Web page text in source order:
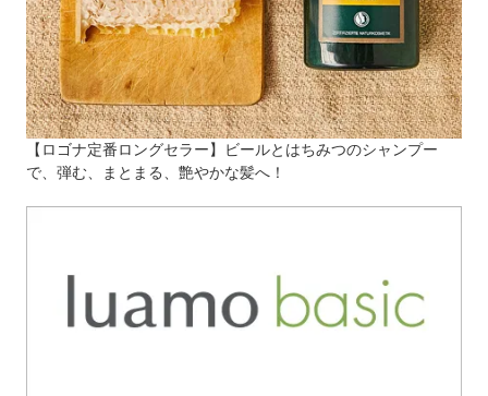
【ロゴナ定番ロングセラー】ビールとはちみつのシャンプー
で、弾む、まとまる、艶やかな髪へ！